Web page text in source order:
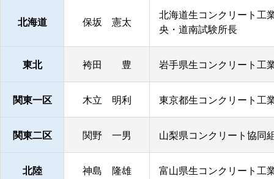
北海道 保坂 憲太
北海道生コンクリート工
央・道南試験所長
東北 袴田 豊 岩手県生コンクリート工
関東一区 木立 明利 東京都生コンクリート工
関東二区 関野 一男 山梨県コンクリート協同
北陸 神島 隆雄 富山県生コンクリート工